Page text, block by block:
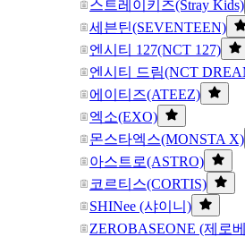
스트레이키즈(Stray Kids)
세븐틴(SEVENTEEN)
엔시티 127(NCT 127)
엔시티 드림(NCT
에이티즈(ATEEZ)
엑소(EXO)
몬스타엑스(MONSTA X)
아스트로(ASTRO)
코르티스(CORTIS)
SHINee (샤이니)
ZEROBASEONE (제로